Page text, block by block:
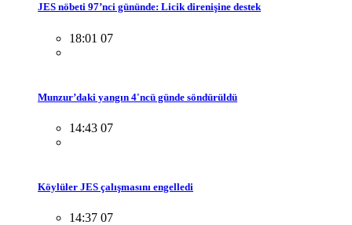
JES nöbeti 97’nci gününde: Licik direnişine destek
18:01 07
Munzur’daki yangın 4'ncü günde söndürüldü
14:43 07
Köylüler JES çalışmasını engelledi
14:37 07